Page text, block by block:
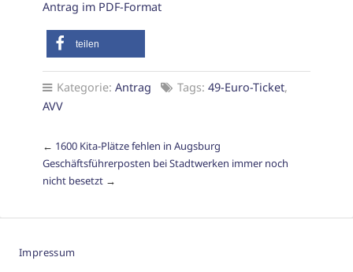
Antrag im PDF-Format
teilen
Kategorie: Antrag Tags: 49-Euro-Ticket,
AVV
← 1600 Kita-Plätze fehlen in Augsburg
Geschäftsführerposten bei Stadtwerken immer noch
nicht besetzt→
Impressum